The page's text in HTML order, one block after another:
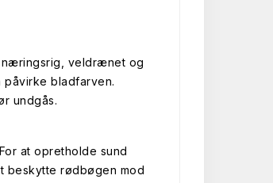
næringsrig, veldrænet og
bladfarven.
undgås.
at opretholde sund
beskytte rødbøgen mod